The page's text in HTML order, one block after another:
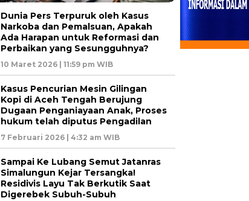
Dunia Pers Terpuruk oleh Kasus
Narkoba dan Pemalsuan, Apakah
Ada Harapan untuk Reformasi dan
Perbaikan yang Sesungguhnya?
10 Maret 2026 | 11:59 pm WIB
Kasus Pencurian Mesin Gilingan
Kopi di Aceh Tengah Berujung
Dugaan Penganiayaan Anak, Proses
hukum telah diputus Pengadilan
7 Februari 2026 | 4:32 am WIB
Sampai Ke Lubang Semut Jatanras
Simalungun Kejar Tersangka!
Residivis Layu Tak Berkutik Saat
Digerebek Subuh-Subuh